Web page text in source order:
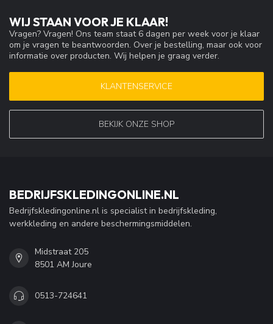
WIJ STAAN VOOR JE KLAAR!
Vragen? Vragen! Ons team staat 6 dagen per week voor je klaar
om je vragen te beantwoorden. Over je bestelling, maar ook voor
informatie over producten. Wij helpen je graag verder.
KLANTENSERVICE
BEKIJK ONZE SHOP
BEDRIJFSKLEDINGONLINE.NL
Bedrijfskledingonline.nl is specialist in bedrijfskleding,
werkkleding en andere beschermingsmiddelen.
Midstraat 205
8501 AM Joure
0513-724641